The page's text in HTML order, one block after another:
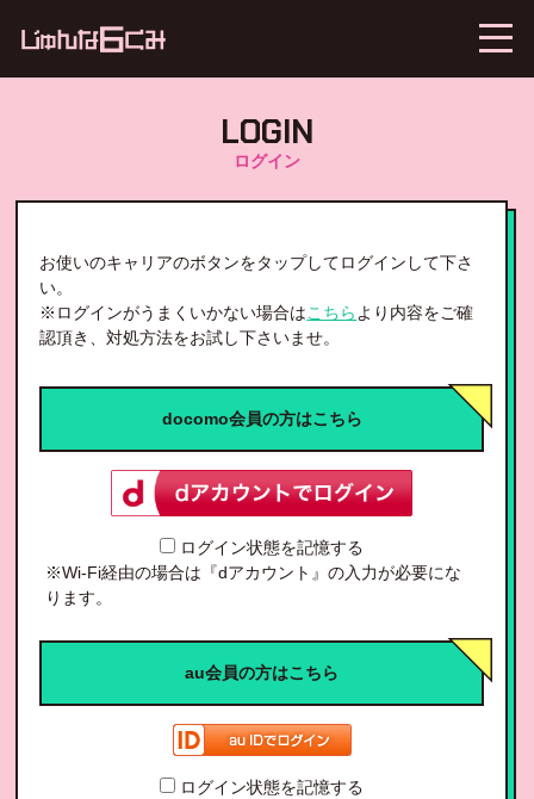
LOGIN
ログイン
お使いのキャリアのボタンをタップしてログインして下さ
い。
※ログインがうまくいかない場合はこちら より内容をご確
認頂き、対処方法をお試し下さいませ。
docomo会員の方はこちら
ログイン状態を記憶する
※Wi-Fi経由の場合は『dアカウント』の入力が必要にな
ります。
au会員の方はこちら
ログイン状態を記憶する